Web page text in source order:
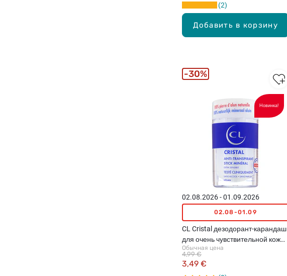
Добавить в корзину
2
Новинка!
02.08.2026 - 01.09.2026
02.08-01.09
CL Cristal дезодорант-карандаш
для очень чувствительной кожи,
60г
Обычная цена
3,49 €
4,99 €
30%